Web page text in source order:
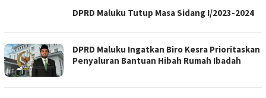
DPRD Maluku Tutup Masa Sidang I/2023-2024
DPRD Maluku Ingatkan Biro Kesra Prioritaskan
Penyaluran Bantuan Hibah Rumah Ibadah